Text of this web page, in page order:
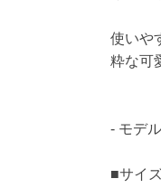
使いや
粋な可
- モデ
■サイ